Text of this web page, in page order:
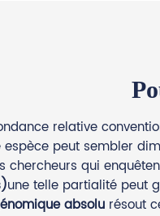
relative
peut sembler
chercheurs qui
une telle partialité peut
absolu résout